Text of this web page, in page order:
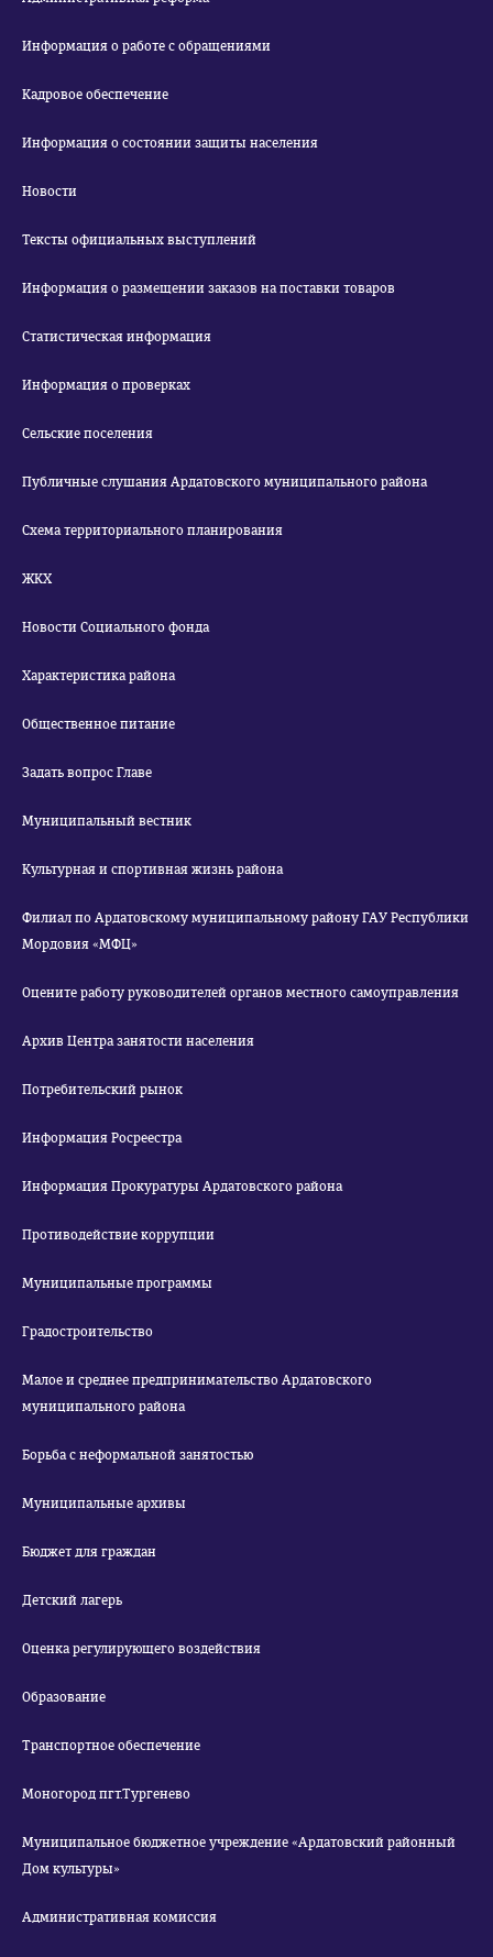
Информация о работе с обращениями
Кадровое обеспечение
Информация о состоянии защиты населения
Новости
Тексты официальных выступлений
Информация о размещении заказов на поставки товаров
Статистическая информация
Информация о проверках
Сельские поселения
Публичные слушания Ардатовского муниципального района
Схема территориального планирования
ЖКХ
Новости Социального фонда
Характеристика района
Общественное питание
Задать вопрос Главе
Муниципальный вестник
Культурная и спортивная жизнь района
Филиал по Ардатовскому муниципальному району ГАУ Республики
Мордовия «МФЦ»
Оцените работу руководителей органов местного самоуправления
Архив Центра занятости населения
Потребительский рынок
Информация Росреестра
Информация Прокуратуры Ардатовского района
Противодействие коррупции
Муниципальные программы
Градостроительство
Малое и среднее предпринимательство Ардатовского
муниципального района
Борьба с неформальной занятостью
Муниципальные архивы
Бюджет для граждан
Детский лагерь
Оценка регулирующего воздействия
Образование
Транспортное обеспечение
Моногород пгт.Тургенево
Муниципальное бюджетное учреждение «Ардатовский районный
Дом культуры»
Административная комиссия